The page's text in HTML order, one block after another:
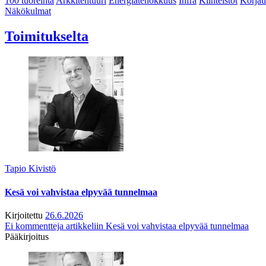
Näkökulmat
Toimitukselta
Tapio Kivistö
Kesä voi vahvistaa elpyvää tunnelmaa
Kirjoitettu 26.6.2026
Ei kommentteja artikkeliin Kesä voi vahvistaa elpyvää tunnelmaa
Pääkirjoitus